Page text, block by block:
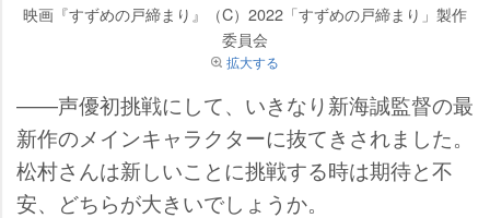
映画『すずめの戸締まり』（C）2022「すずめの戸締まり」製作
委員会
拡大する
――声優初挑戦にして、いきなり新海誠監督の最
新作のメインキャラクターに抜てきされました。
松村さんは新しいことに挑戦する時は期待と不
安、どちらが大きいでしょうか。